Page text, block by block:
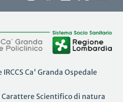
Ca' Granda Ospedale
Scientifico di natura